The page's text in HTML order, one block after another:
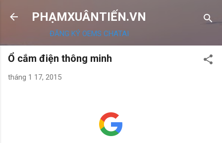
Chuyển đến nội dung chính
PHẠMXUÂNTIẾN.VN
ĐĂNG KÝ OEMS CHATAI
Ổ cắm điện thông minh
tháng 1 17, 2015